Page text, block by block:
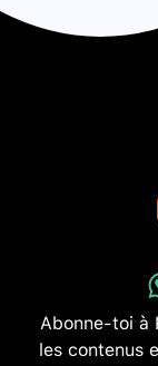
Abonne-toi à
les contenus